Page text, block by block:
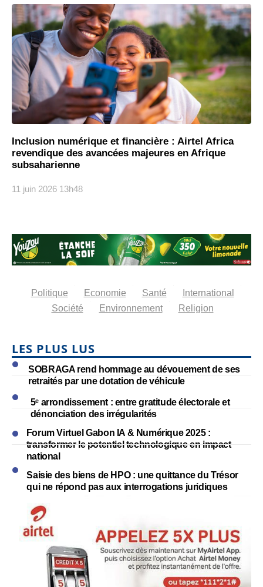
Inclusion numérique et financière : Airtel Africa
revendique des avancées majeures en Afrique
subsaharienne
11 juin 2026 13h48
Politique Economie Santé
International
Société
Environnement Religion
LES PLUS LUS
SOBRAGA rend hommage au dévouement de ses
retraités par une dotation de véhicule
5ᵉ arrondissement : entre gratitude électorale et
dénonciation des irrégularités
Forum Virtuel Gabon IA & Numérique 2025 :
transformer le potentiel technologique en impact
national
Saisie des biens de HPO : une quittance du Trésor
qui ne répond pas aux interrogations juridiques